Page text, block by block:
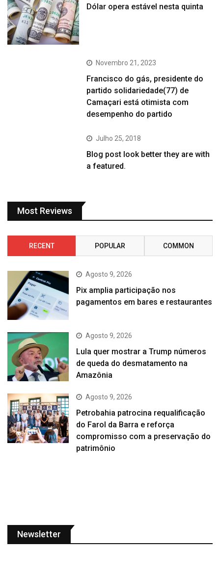
Dólar opera estável nesta quinta
Novembro 21, 2023
Francisco do gás, presidente do
partido solidariedade(77) de
Camaçari está otimista com
desempenho do partido
Julho 25, 2018
Blog post look better they are with
a featured.
Most Reviews
RECENT POPULAR COMMON
Agosto 9, 2026
Pix amplia participação nos
pagamentos em bares e restaurantes
Agosto 9, 2026
Lula quer mostrar a Trump números
de queda do desmatamento na
Amazônia
Agosto 9, 2026
Petrobahia patrocina requalificação
do Farol da Barra e reforça
compromisso com a preservação do
patrimônio
Newsletter